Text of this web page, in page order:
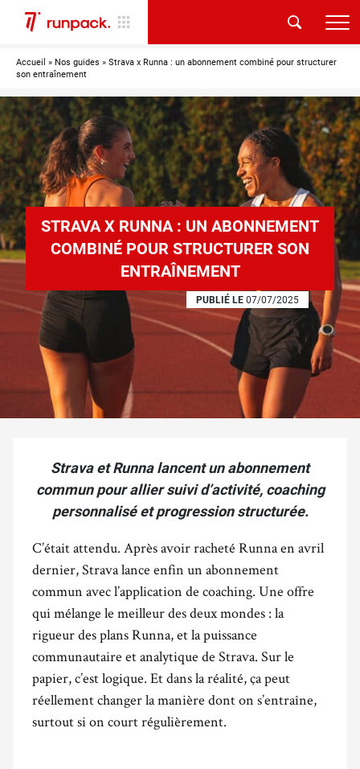
Accueil » Nos guides » Strava x Runna : un abonnement combiné pour structurer
son entraînement
STRAVA X RUNNA : UN ABONNEMENT
COMBINÉ POUR STRUCTURER SON
ENTRAÎNEMENT
PUBLIÉ LE 07/07/2025
Strava et Runna lancent un abonnement
commun pour allier suivi d’activité, coaching
personnalisé et progression structurée.
C’était attendu. Après avoir racheté Runna en avril
dernier, Strava lance enfin un abonnement
commun avec l’application de coaching. Une offre
qui mélange le meilleur des deux mondes : la
rigueur des plans Runna, et la puissance
communautaire et analytique de Strava. Sur le
papier, c’est logique. Et dans la réalité, ça peut
réellement changer la manière dont on s’entraîne,
surtout si on court régulièrement.